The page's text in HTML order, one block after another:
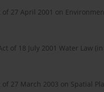
of 27 April 2001 on
of 18 July 2001 Water Law
of 27 March 2003 on Spatial